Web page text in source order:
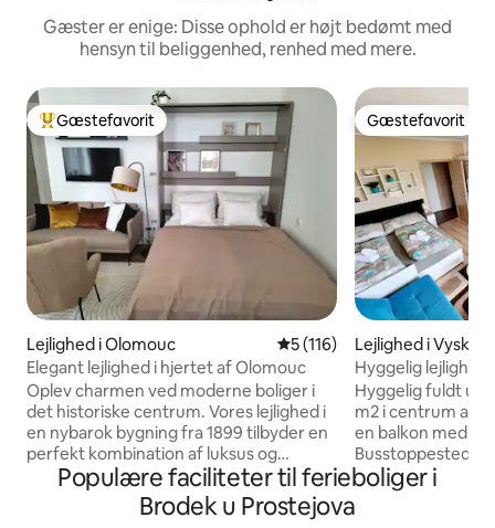
Gæster er enige: Disse ophold er højt bedømt med
hensyn til beliggenhed, renhed med mere.
Bedste gæstefavorit
Gæstefavorit
Lejlighed i Olomouc 5 ud af 5 i gennemsnitlig
5 (116)
Elegant lejlighed i hjertet af Olomouc
Oplev charmen ved moderne boliger i
det historiske centrum. Vores lejlighed i
en nybarok bygning fra 1899 tilbyder en
perfekt kombination af luksus og
tradition. Prestigefyldt beliggenhed
mellem det historiske centrum og
Smetanovými sady. Helt nyt
Gæstefavorit
Gæstefavorit
Lejlighed i Vyskov
Hyggelig
Hyggelig fuldt
m2 i centrum af
en balkon med
Busstoppested
Der er et
Populære faciliteter til ferieboliger i
Brodek u Prostejova